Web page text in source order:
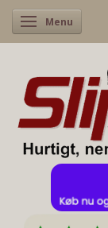
Skifte navigation
Menu